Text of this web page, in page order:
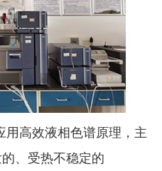
用高效液相色谱原理，主
、受热不稳定的